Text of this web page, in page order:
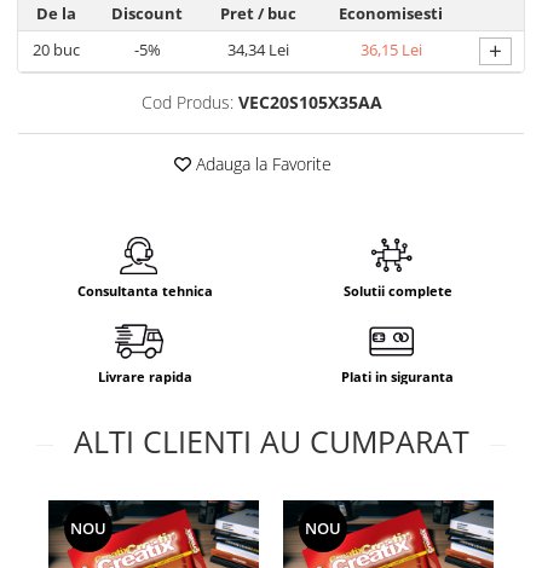
De la
Discount Pret/ buc
Economisesti
20buc -5% 34,34 Lei 36,15 Lei +
Cod Produs: VEC20S105X35AA
Adauga la Favorite
Consultanta tehnica Solutii complete
Livrare rapida Plati in siguranta
ALTI CLIENTI AU CUMPARAT
NOU NOU